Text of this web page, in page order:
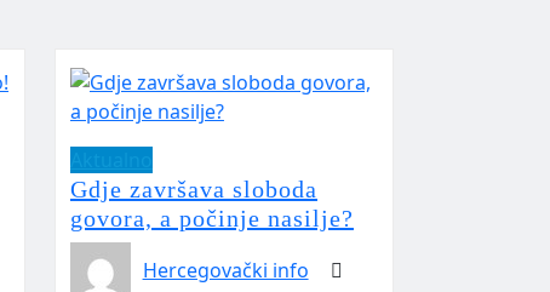
Gdje završava sloboda
govora, a počinje nasilje?
Hercegovački info